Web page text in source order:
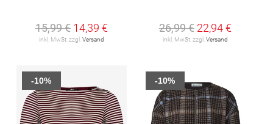
15,99 € 14,39 €
inkl. MwSt. zzgl. Versand
26,99 € 22,94 €
inkl. MwSt. zzgl. Versand
-10% -10%